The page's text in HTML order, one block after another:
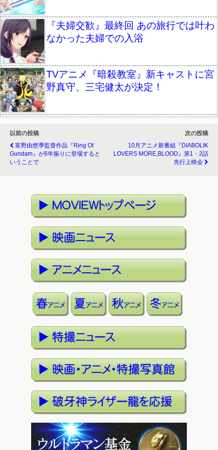
『夫婦交歓』最終回 あの旅行では叶わ
なかった夫婦での入浴
TVアニメ『暗殺教室』新キャストに宮
野真守、三宅健太が決定！
以前の投稿
富野由悠季監督作品『Ring Of
Gundam』が6年振りに登場すると
いうことで
次の投稿
10月アニメ新番組『DIABOLIK
LOVERS MORE,BLOOD』第1・2話
先行上映会